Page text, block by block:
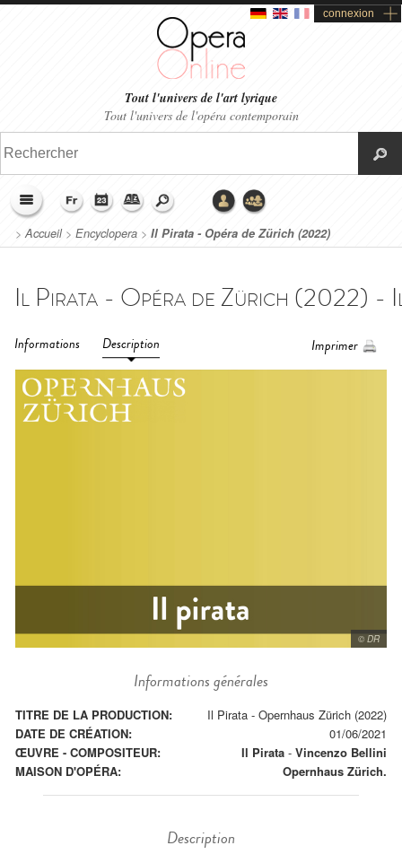
connexion
Tout l'univers de l'art lyrique
Tout l'univers de l'opéra contemporain
>Accueil> Encyclopera > Il Pirata - Opéra de Zürich (2022)
Informations Description Imprimer
© DR
Informations générales
TITRE DE LA PRODUCTION:
Il Pirata - Opernhaus Zürich (2022)
DATE DE CRÉATION:
01/06/2021
ŒUVRE - COMPOSITEUR:
Il Pirata - Vincenzo Bellini
MAISON D'OPÉRA:
Opernhaus Zürich.
Description